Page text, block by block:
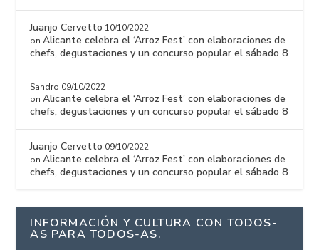
Juanjo Cervetto 10/10/2022
onAlicante celebra el ‘Arroz Fest’ con elaboraciones de
chefs, degustaciones y un concurso popular el sábado 8
Sandro 09/10/2022
onAlicante celebra el ‘Arroz Fest’ con elaboraciones de
chefs, degustaciones y un concurso popular el sábado 8
Juanjo Cervetto 09/10/2022
onAlicante celebra el ‘Arroz Fest’ con elaboraciones de
chefs, degustaciones y un concurso popular el sábado 8
INFORMACIÓN Y CULTURA CON TODOS-
AS PARA TODOS-AS.